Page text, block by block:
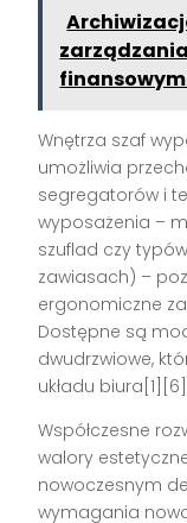
Wnętrza szaf
umożliwia
segregatorów i
wyposażenia –
szuflad czy
zawiasach) –
ergonomiczne
Dostępne są
dwudrzwiowe,
układu
Współczesne
walory
nowoczesnym
wymagania